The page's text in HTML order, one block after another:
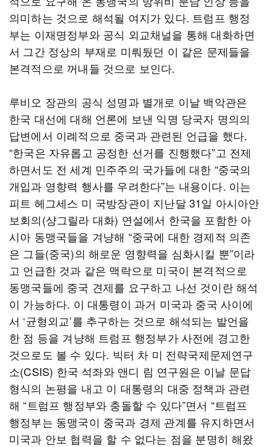
의미하는 것으로 해석될 여지가 있다. 트럼프 행정
부는 이재명정부와 공식 외교채널을 통해 대화하면
서 그간 정상의 부재로 미뤄뒀던 이 같은 문제들을
본격적으로 꺼내들 것으로 보인다.
루비오 장관의 공식 성명과 별개로 이날 백악관은
한국 대선에 대해 언론에 보낸 익명 당국자 명의의
답변에서 이례적으로 중국과 관련된 언급을 했다.
“한국은 자유롭고 공정한 선거를 진행했다”고 전제
하면서도 전 세계 민주주의 국가들에 대한 “중국의
개입과 영향력 행사를 우려한다”는 내용이다. 이는
피트 헤그세스 미 국방장관이 지난달 31일 아시아안
보회의(샹그릴라 대화) 연설에서 한국을 포함한 아
시아 동맹국들을 겨냥해 “중국에 대한 경제적 의존
은 그들(중국)의 해로운 영향력을 심화시킬 뿐”이라
고 언급한 것과 같은 맥락으로 미국이 본격적으로
동맹국들에 중국 견제를 요구하고 나선 것이란 해석
이 가능하다. 이 대통령이 과거 미국과 중국 사이에
서 ‘균형외교’를 추구하는 것으로 해석되는 발언을
한 점 등을 겨냥해 트럼프 행정부가 사전에 경고한
것으로도 볼 수 있다. 빅터 차 미 전략국제문제연구
소(CSIS) 한국 석좌와 앤디 림 연구원은 이날 문답
형식의 논평을 내고 이 대통령의 대중 정책과 관련
해 “트럼프 행정부와 충돌할 수 있다”면서 “트럼프
행정부는 동맹국이 중국과 경제 관계를 유지하면서
미국과 안보 협력을 할 수 없다는 점을 분명히 해왔